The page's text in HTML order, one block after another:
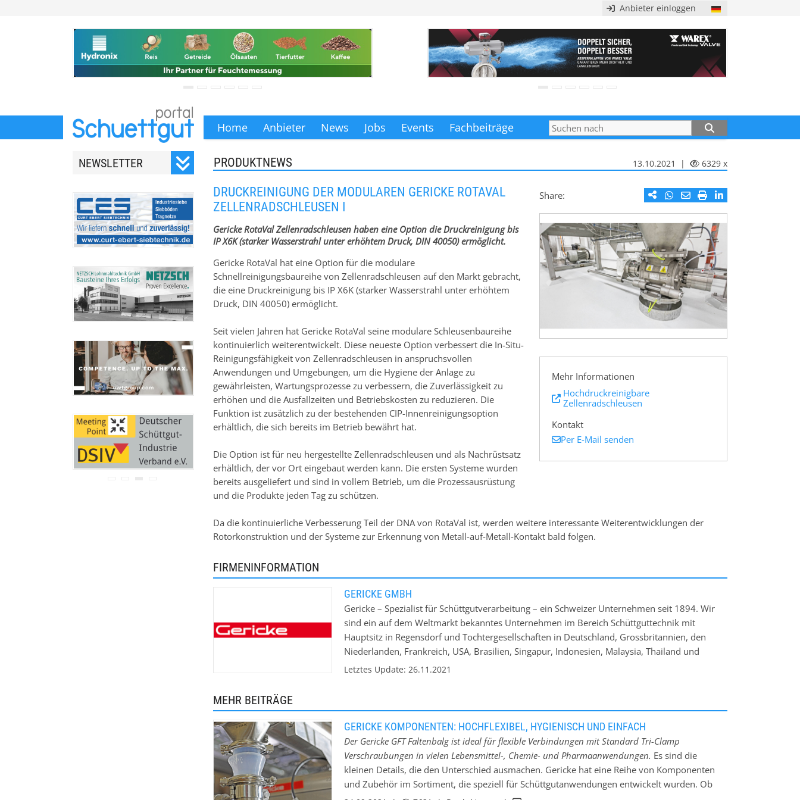
Anbieter einloggen
Home Anbieter News Jobs Events Fachbeiträge
NEWSLETTER
unseren monatlichen
Newsletter.
Ihre Adresse wird nicht an
Dritte weitergegeben.
Zu unserenDatenschutz-
Bestimmungen.
PRODUKTNEWS 13.10.2021 | 6329 x
Share:
Mehr Informationen
Hochdruckreinigbare
Zellenradschleusen
Kontakt
Per E-Mail senden
DRUCKREINIGUNG DER MODULAREN GERICKE ROTAVAL
ZELLENRADSCHLEUSEN I
Gericke RotaVal Zellenradschleusen haben eine Option die Druckreinigung bis
IP X6K (starker Wasserstrahl unter erhöhtem Druck, DIN 40050) ermöglicht.
Gericke RotaVal hat eine Option für die modulare
Schnellreinigungsbaureihe von Zellenradschleusen auf den Markt gebracht,
die eine Druckreinigung bis IP X6K (starker Wasserstrahl unter erhöhtem
Druck, DIN 40050) ermöglicht.
Seit vielen Jahren hat Gericke RotaVal seine modulare Schleusenbaureihe
kontinuierlich weiterentwickelt. Diese neueste Option verbessert die In-Situ-
Reinigungsfähigkeit von Zellenradschleusen in anspruchsvollen
Anwendungen und Umgebungen, um die Hygiene der Anlage zu
gewährleisten, Wartungsprozesse zu verbessern, die Zuverlässigkeit zu
erhöhen und die Ausfallzeiten und Betriebskosten zu reduzieren. Die
Funktion ist zusätzlich zu der bestehenden CIP-Innenreinigungsoption
erhältlich, die sich bereits im Betrieb bewährt hat.
Die Option ist für neu hergestellte Zellenradschleusen und als Nachrüstsatz
erhältlich, der vor Ort eingebaut werden kann. Die ersten Systeme wurden
bereits ausgeliefert und sind in vollem Betrieb, um die Prozessausrüstung
und die Produkte jeden Tag zu schützen.
Da die kontinuierliche Verbesserung Teil der DNA von RotaVal ist, werden weitere interessante Weiterentwicklungen der
Rotorkonstruktion und der Systeme zur Erkennung von Metall-auf-Metall-Kontakt bald folgen.
FIRMENINFORMATION
GERICKE GMBH
Gericke – Spezialist für Schüttgutverarbeitung – ein Schweizer Unternehmen seit 1894. Wir
sind ein auf dem Weltmarkt bekanntes Unternehmen im Bereich Schüttguttechnik mit
Hauptsitz in Regensdorf und Tochtergesellschaften in Deutschland, Grossbritannien, den
Niederlanden, Frankreich, USA, Brasilien, Singapur, Indonesien, Malaysia, Thailand und
China. Wir stellen Maschinen und Anlagen für verfahrenstechnische Prozesse her,
Baustoffchemie und Pharma.
Letztes Update: 26.11.2021
MEHR BEITRÄGE
GERICKE KOMPONENTEN: HOCHFLEXIBEL, HYGIENISCH UND EINFACH
Der Gericke GFT Faltenbalg ist ideal für flexible Verbindungen mit Standard Tri-Clamp
Verschraubungen in vielen Lebensmittel-, Chemie- und Pharmaanwendungen. Es sind die
kleinen Details, die den Unterschied ausmachen. Gericke hat eine Reihe von Komponenten
und Zubehör im Sortiment, die speziell für Schüttgutanwendungen entwickelt wurden. Ob